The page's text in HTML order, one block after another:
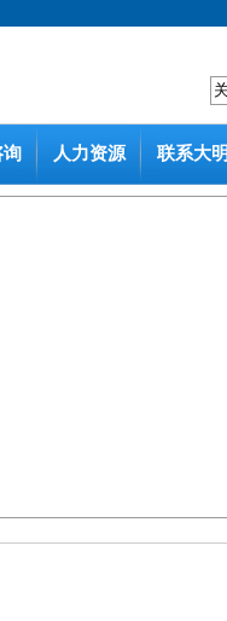
人力资源 联系大明